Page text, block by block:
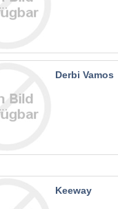
Derbi Vamos
Keeway